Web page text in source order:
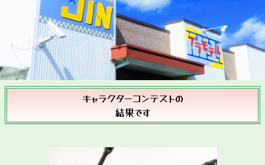
キャラクターコンテストの
結果です